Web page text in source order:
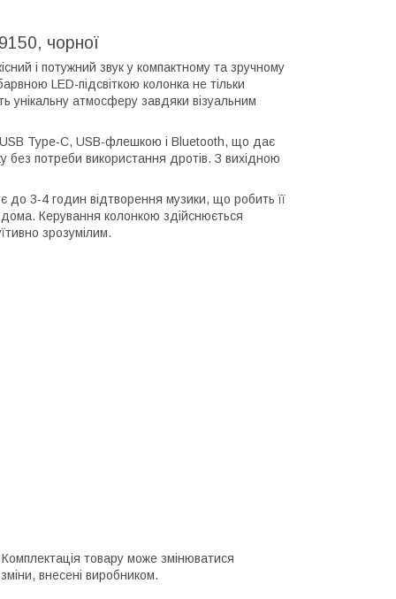
чорної
і потужний звук у компактному та зручному
LED-підсвіткою колонка не тільки
унікальну атмосферу завдяки візуальним
Type-C, USB-флешкою і Bluetooth, що дає
без потреби використання дротів. З вихідною
до 3-4 годин відтворення музики, що робить її
Керування колонкою здійснюється
зрозумілим.
Комплектація товару може змінюватися
внесені виробником.